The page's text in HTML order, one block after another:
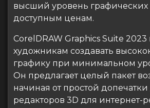
высший уровень
доступным ценам.
CorelDRAW Graphics Suite 2023
художникам создавать
графику при минимальном
Он предлагает целый пакет
начиная от простой
редакторов 3D для интернет-